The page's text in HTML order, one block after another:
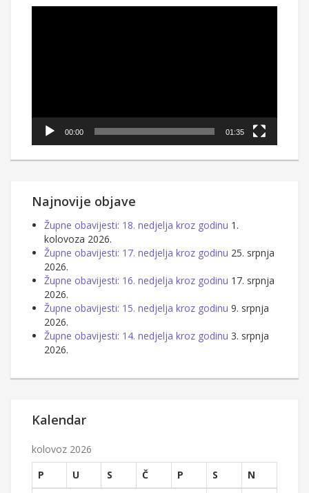
00:00 01:35
Najnovije objave
Župne obavijesti: 18. nedjelja kroz godinu 1.
kolovoza 2026.
Župne obavijesti: 17. nedjelja kroz godinu 25. srpnja
2026.
Župne obavijesti: 16. nedjelja kroz godinu 17. srpnja
2026.
Župne obavijesti: 15. nedjelja kroz godinu 9. srpnja
2026.
Župne obavijesti: 14. nedjelja kroz godinu 3. srpnja
2026.
Kalendar
kolovoz 2026
P
U S Č P S
N